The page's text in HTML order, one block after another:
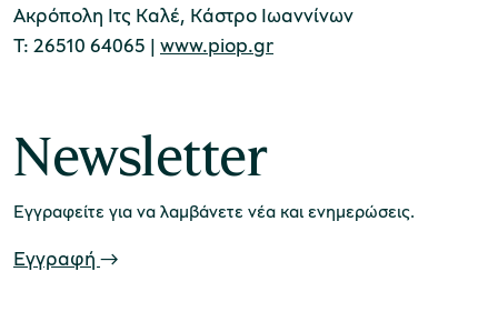
Ακρόπολη Ιτς Καλέ, Κάστρο Ιωαννίνων
Τ: 26510 64065 | www.piop.gr
Newsletter
Εγγραφείτε για να λαμβάνετε νέα και ενημερώσεις.
Εγγραφή